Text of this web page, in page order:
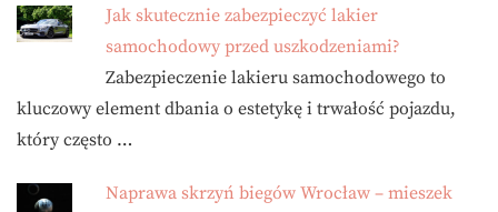
Jak skutecznie zabezpieczyć lakier
samochodowy przed uszkodzeniami?
Zabezpieczenie lakieru samochodowego to
kluczowy element dbania o estetykę i trwałość pojazdu,
który często …
Naprawa skrzyń biegów Wrocław – mieszek